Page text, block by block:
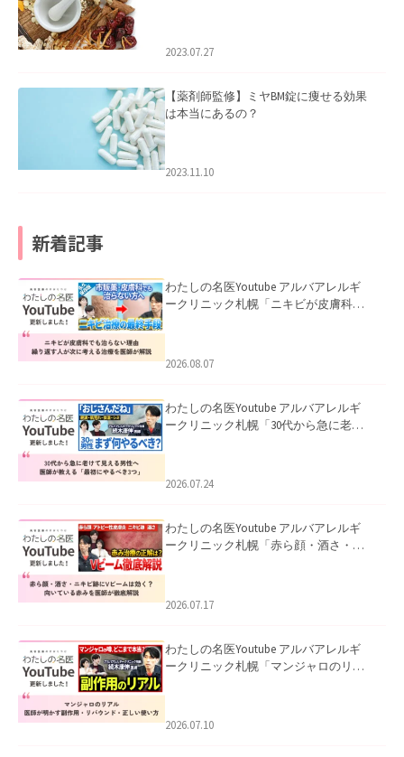
2023.07.27
【薬剤師監修】ミヤBM錠に痩せる効果
は本当にあるの？
2023.11.10
新着記事
わたしの名医Youtube アルバアレルギ
ークリニック札幌「ニキビが皮膚科で
ました。
2026.08.07
わたしの名医Youtube アルバアレルギ
ークリニック札幌「30代から急に老け
た。
2026.07.24
わたしの名医Youtube アルバアレルギ
ークリニック札幌「赤ら顔・酒さ・ニ
2026.07.17
わたしの名医Youtube アルバアレルギ
ークリニック札幌「マンジャロのリア
た。
2026.07.10